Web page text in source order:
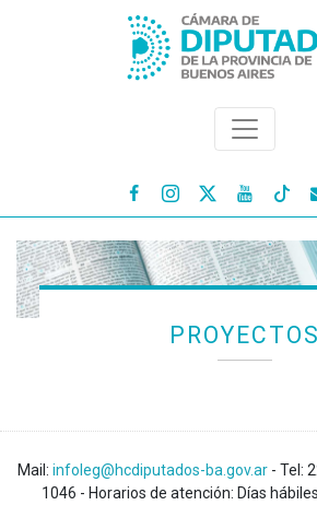
 
PROYECTOS
Mail: infoleg@hcdiputados-ba.gov.ar - Tel:
1046 - Horarios de atención: Días